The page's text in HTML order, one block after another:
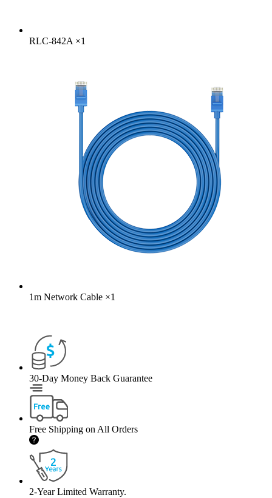
RLC-842A×1
1m Network Cable ×1
30-Day Money Back Guarantee
Free Shipping on All Orders
2-Year Limited Warranty.